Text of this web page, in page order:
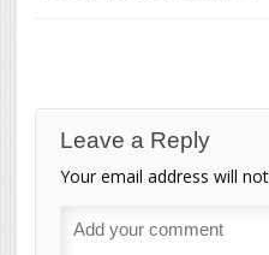
Leave a Reply
Your email address will